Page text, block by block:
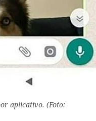
aplicativo. (Foto: